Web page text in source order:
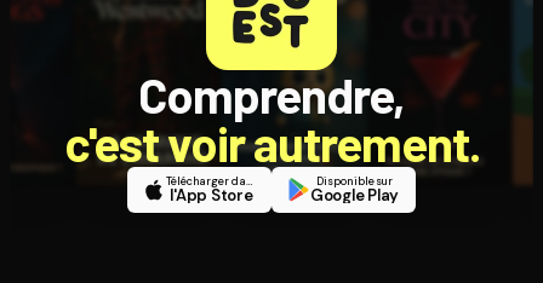
Comprendre,
c'est voir autrement.
Télécharger dans
l'App Store
Disponible sur
Google Play